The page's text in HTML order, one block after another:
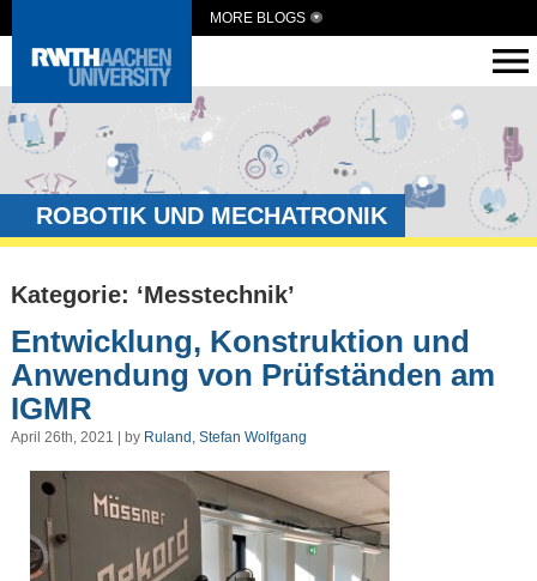
MORE BLOGS
ROBOTIK UND MECHATRONIK
Kategorie: ‘Messtechnik’
Entwicklung, Konstruktion und
Anwendung von Prüfständen am
IGMR
April 26th, 2021 | by Ruland, Stefan Wolfgang